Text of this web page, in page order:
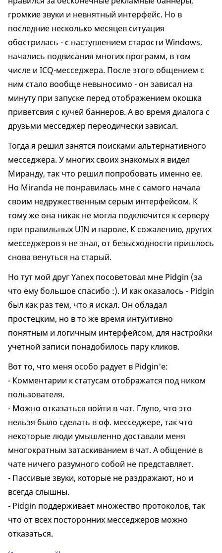
громкие звуки и невнятный интерфейс. Но в
последние несколько месяцев ситуация
обострилась - с наступлением старости Windows,
начались подвисания многих программ, в том
числе и ICQ-месседжера. После этого общением с
ним стало вообще невыносимо - он зависал на
минуту при запуске перед отображением окошка
приветсвия с кучей баннеров. А во время диалога с
друзьми месседжер переодически зависал.
Тогда я решил занятся поисками альтернативного
месседжера. У многих своих знакомых я видел
Миранду, так что решил попробовать именно ее.
Но Miranda не понравилась мне с самого начала
своим недружественным серым интерфейсом. К
тому же она никак не могла подключится к серверу
при правильных UIN и пароле. К сожалению, других
месседжеров я не знал, от безысходности пришлось
снова венуться на старый.
Но тут мой друг Yanex посоветовал мне Pidgin (за
что ему большое спасибо :). И как оказалось - Pidgin
был как раз тем, что я искал. Он обладал
простецким, но в то же время интуитивно
понятным и логичным интерфейсом, для настройки
учетной записи понадобилось пару кликов.
Вот то, что меня особо радует в Pidgin'е:
- Комментарии к статусам отображатся под ником
пользователя.
- Можно отказаться войти в чат. Глупо, что это
нельзя было сделать в оф. месседжере, так что
некоторые люди умышленно доставали меня
многократным затаскиванием в чат. А общение в
чате ничего разумного собой не представляет.
- Пассивые звуки, которые не раздражают, но и
всегда слышны.
- Pidgin поддерживает множество протоколов, так
что от всех посторонних месседжеров можно
отказаться.